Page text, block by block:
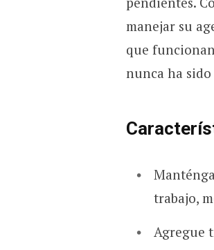
manejar su
que
nunca ha
trabajo,
Agregue